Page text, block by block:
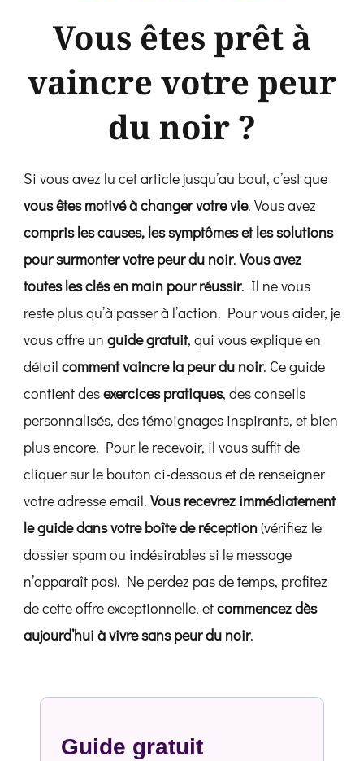
Vous êtes prêt à
vaincre votre peur
du noir ?
Si vous avez lu cet article jusqu’au bout, c’est que
vous êtes motivé à changer votre vie. Vous avez
compris les causes, les symptômes et les solutions
pour surmonter votre peur du noir. Vous avez
toutes les clés en main pour réussir. Il ne vous
reste plus qu’à passer à l’action. Pour vous aider, je
vous offre un guide gratuit, qui vous explique en
détail comment vaincre la peur du noir. Ce guide
contient desexercices pratiques, des conseils
personnalisés, des témoignages inspirants, et bien
plus encore. Pour le recevoir, il vous suffit de
cliquer sur le bouton ci-dessous et de renseigner
votre adresse email. Vous recevrez immédiatement
le guide dans votre boîte de réception(vérifiez le
dossier spam ou indésirables si le message
n’apparaît pas). Ne perdez pas de temps, profitez
de cette offre exceptionnelle, etcommencez dès
aujourd’hui à vivre sans peur du noir.
Guide gratuit